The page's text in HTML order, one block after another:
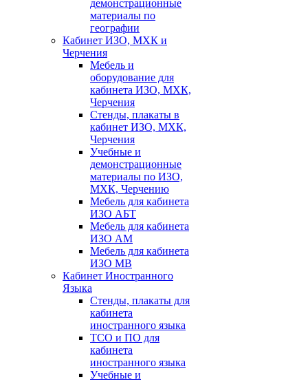
демонстрационные
материалы по
географии
Кабинет ИЗО, МХК и
Черчения
Мебель и
оборудование для
кабинета ИЗО, МХК,
Черчения
Стенды, плакаты в
кабинет ИЗО, МХК,
Черчения
Учебные и
демонстрационные
материалы по ИЗО,
МХК, Черчению
Мебель для кабинета
ИЗО АБТ
Мебель для кабинета
ИЗО АМ
Мебель для кабинета
ИЗО МВ
Кабинет Иностранного
Языка
Стенды, плакаты для
кабинета
иностранного языка
ТСО и ПО для
кабинета
иностранного языка
Учебные и